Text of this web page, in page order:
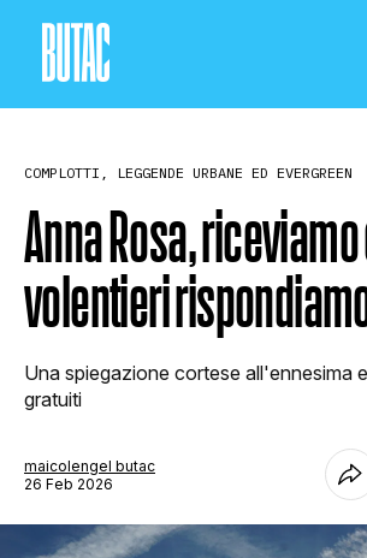
CRONACA E POLITICA
SCIENZA E TECNOLOGIA
SALUTE E MEDICINA
COMPLOTTI, LEGGENDE URBANE ED EVERGREEN
Anna Rosa,
volentieri
Una spiegazione cortese all'ennesima
gratuiti
maicolengel butac
26 Feb 2026